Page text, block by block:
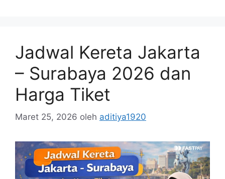
Jadwal Kereta Jakarta
– Surabaya 2026 dan
Harga Tiket
Maret 25, 2026 oleh aditiya1920